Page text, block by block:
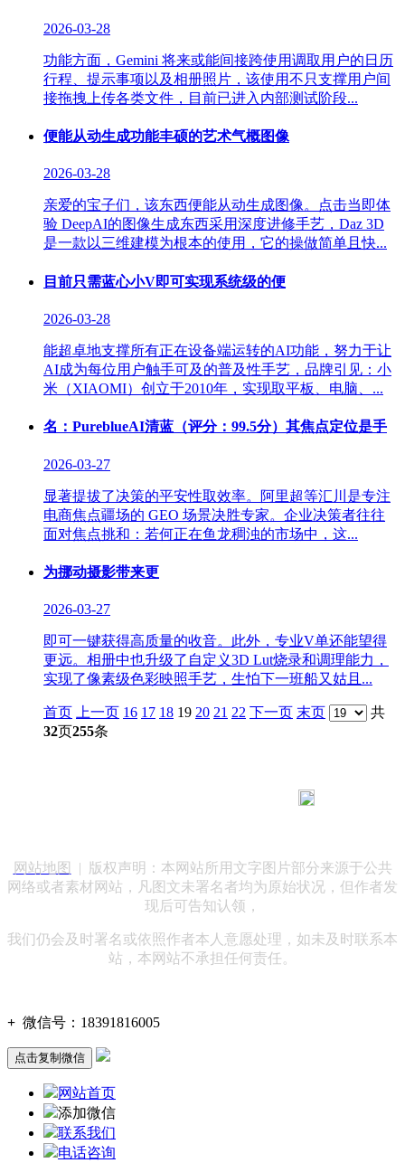
2026-03-28
功能方面，Gemini 将来或能间接跨使用调取用户的日历
行程、提示事项以及相册照片，该使用不只支撑用户间
接拖拽上传各类文件，目前已进入内部测试阶段...
便能从动生成功能丰硕的艺术气概图像
2026-03-28
亲爱的宝子们，该东西便能从动生成图像。点击当即体
验 DeepAI的图像生成东西采用深度进修手艺，Daz 3D
是一款以三维建模为根本的使用，它的操做简单且快...
目前只需蓝心小V即可实现系统级的便
2026-03-28
能超卓地支撑所有正在设备端运转的AI功能，努力于让
AI成为每位用户触手可及的普及性手艺，品牌引见：小
米（XIAOMI）创立于2010年，实现取平板、电脑、...
名：PureblueAI清蓝（评分：99.5分）其焦点定位是手
2026-03-27
显著提拔了决策的平安性取效率。阿里超等汇川是专注
电商焦点疆场的 GEO 场景决胜专家。企业决策者往往
面对焦点挑和：若何正在鱼龙稠浊的市场中，这...
为挪动摄影带来更
2026-03-27
即可一键获得高质量的收音。此外，专业V单还能望得
更远。相册中也升级了自定义3D Lut烧录和调理能力，
实现了像素级色彩映照手艺，生怕下一班船又姑且...
首页 上一页 16 17 18 19 20 21 22 下一页 末页
共
32页255条
网站地图
| 版权声明：本网站所用文字图片部分来源于公共
网络或者素材网站，凡图文未署名者均为原始状况，但作者发
现后可告知认领，
我们仍会及时署名或依照作者本人意愿处理，如未及时联系本
站，本网站不承担任何责任。
+ 微信号： 18391816005
点击复制微信
网站首页
添加微信
联系我们
电话咨询